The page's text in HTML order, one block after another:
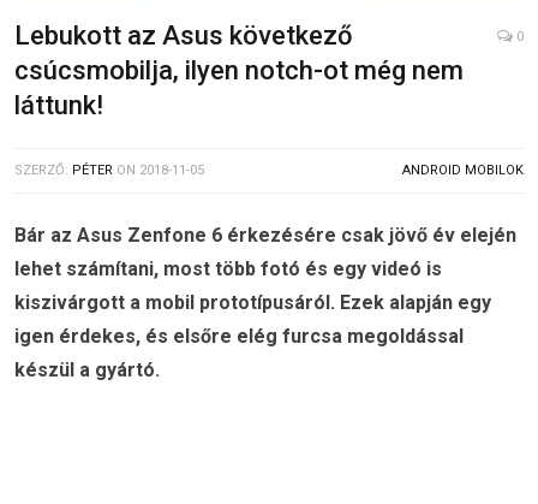
Lebukott az Asus következő
csúcsmobilja, ilyen notch-ot még nem
láttunk!
0
SZERZŐ: PÉTER ON 2018-11-05 ANDROID MOBILOK
Bár az Asus Zenfone 6 érkezésére csak jövő év elején
lehet számítani, most több fotó és egy videó is
kiszivárgott a mobil prototípusáról. Ezek alapján egy
igen érdekes, és elsőre elég furcsa megoldással
készül a gyártó.